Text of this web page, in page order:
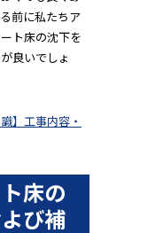
前に私たちア
ト床の沈下を
良いでしょ
】工事内容・
床の
び補